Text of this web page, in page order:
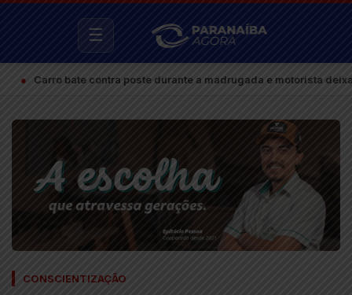
☰
bate contra poste durante a madrugada e motorista deixa o local
CONSCIENTIZAÇÃO